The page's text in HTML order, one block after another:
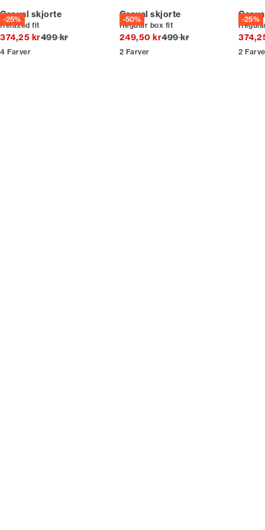
* Rabatten gælder alle ikke-nedsatte varer.
-25%
Casual skjorte
Relaxed fit
374,25 krI alt (uden rabat)
499 kr
4 Farver
-50%
Casual skjorte
Regular box fit
249,50 krI alt (uden rabat)
499 kr
2 Farver
-25%
2